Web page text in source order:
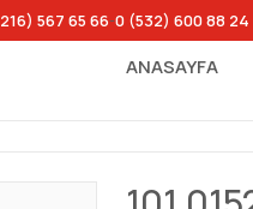
567 65 66-0 (532) 600 88 24
ANASAYFA